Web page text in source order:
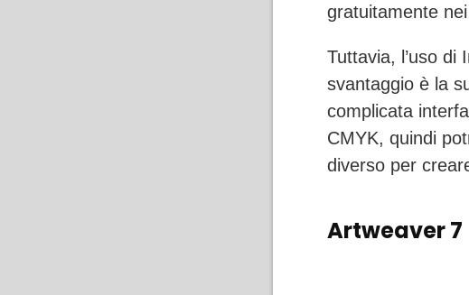
gratuitamente
Tuttavia, l’uso di
svantaggio è la
complicata
CMYK, quindi
diverso per
Artweaver 7